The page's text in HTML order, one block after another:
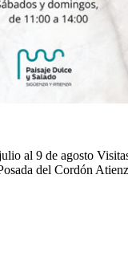
al 9 de agosto
del Cordón